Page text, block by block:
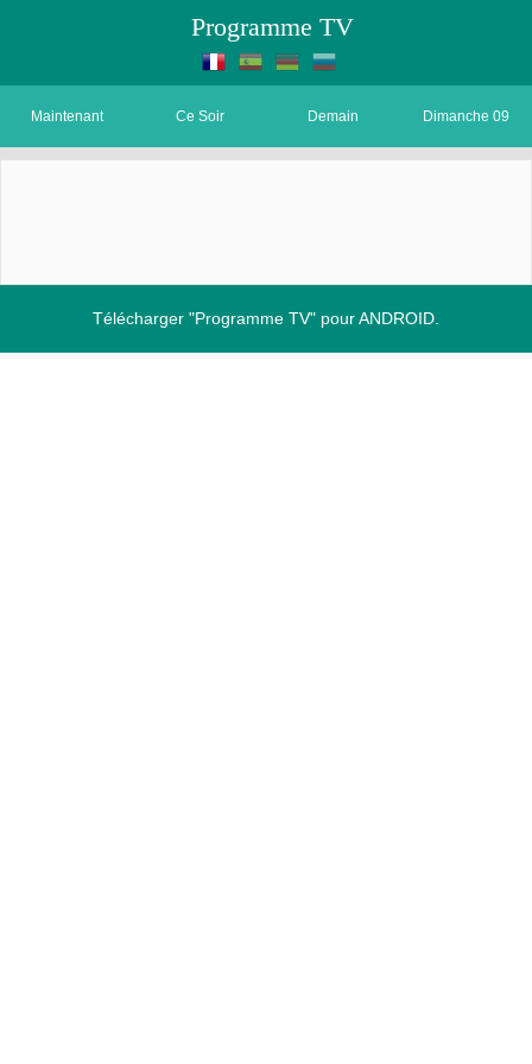
Programme TV
Maintenant Ce Soir Demain Dimanche 09
Télécharger "Programme TV" pour ANDROID.